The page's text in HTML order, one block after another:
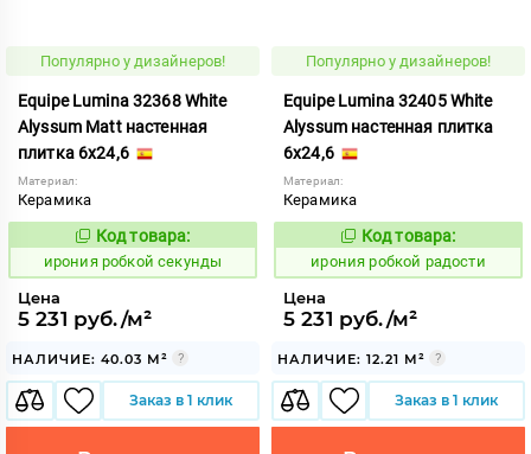
Популярно у дизайнеров!
Equipe Lumina 32368 White
Alyssum Matt настенная
плитка 6x24,6
Материал:
Керамика
1103587
Код товара:
ирония робкой секунды
Цена
5 231 руб./м²
НАЛИЧИЕ: 40.03 М²
Заказ в 1 клик
Популярно у дизайнеров!
Equipe Lumina 32405 White
Alyssum настенная плитка
6x24,6
Материал:
Керамика
1103577
Код товара:
ирония робкой радости
Цена
5 231 руб./м²
НАЛИЧИЕ: 12.21 М²
Заказ в 1 клик